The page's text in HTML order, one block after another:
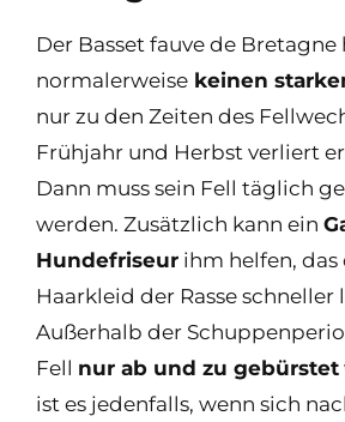
Der Basset fauve de Bretagne
normalerweise keinen
nur zu den Zeiten des
Frühjahr und Herbst verliert
Dann muss sein Fell täglich
werden. Zusätzlich kann ein
Hundefriseur ihm helfen,
Haarkleid der Rasse schneller
Außerhalb der
Fell nur ab und zu gebürstet
ist es jedenfalls, wenn sich